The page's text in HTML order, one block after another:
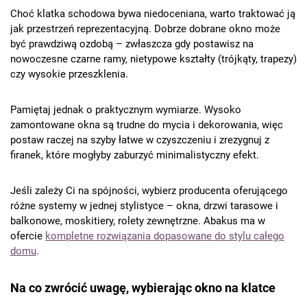
Choć klatka schodowa bywa niedoceniana, warto traktować ją
jak przestrzeń reprezentacyjną. Dobrze dobrane okno może
być prawdziwą ozdobą – zwłaszcza gdy postawisz na
nowoczesne czarne ramy, nietypowe kształty (trójkąty, trapezy)
czy wysokie przeszklenia.
Pamiętaj jednak o praktycznym wymiarze. Wysoko
zamontowane okna są trudne do mycia i dekorowania, więc
postaw raczej na szyby łatwe w czyszczeniu i zrezygnuj z
firanek, które mogłyby zaburzyć minimalistyczny efekt.
Jeśli zależy Ci na spójności, wybierz producenta oferującego
różne systemy w jednej stylistyce – okna, drzwi tarasowe i
balkonowe, moskitiery, rolety zewnętrzne. Abakus ma w
ofercie kompletne rozwiązania dopasowane do stylu całego
domu.
Na co zwrócić uwagę, wybierając okno na klatce